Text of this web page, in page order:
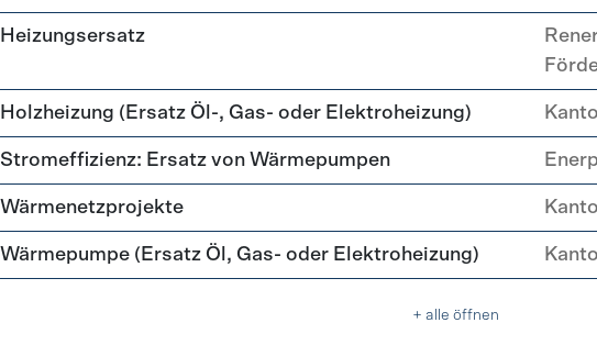
Heizungsersatz
Holzheizung (Ersatz Öl-, Gas- oder Elektroheizung)
Stromeffizienz: Ersatz von Wärmepumpen
Wärmenetzprojekte
Wärmepumpe (Ersatz Öl, Gas- oder Elektroheizung)
+ alle öffnen